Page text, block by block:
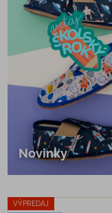
Novinky
VÝPREDAJ